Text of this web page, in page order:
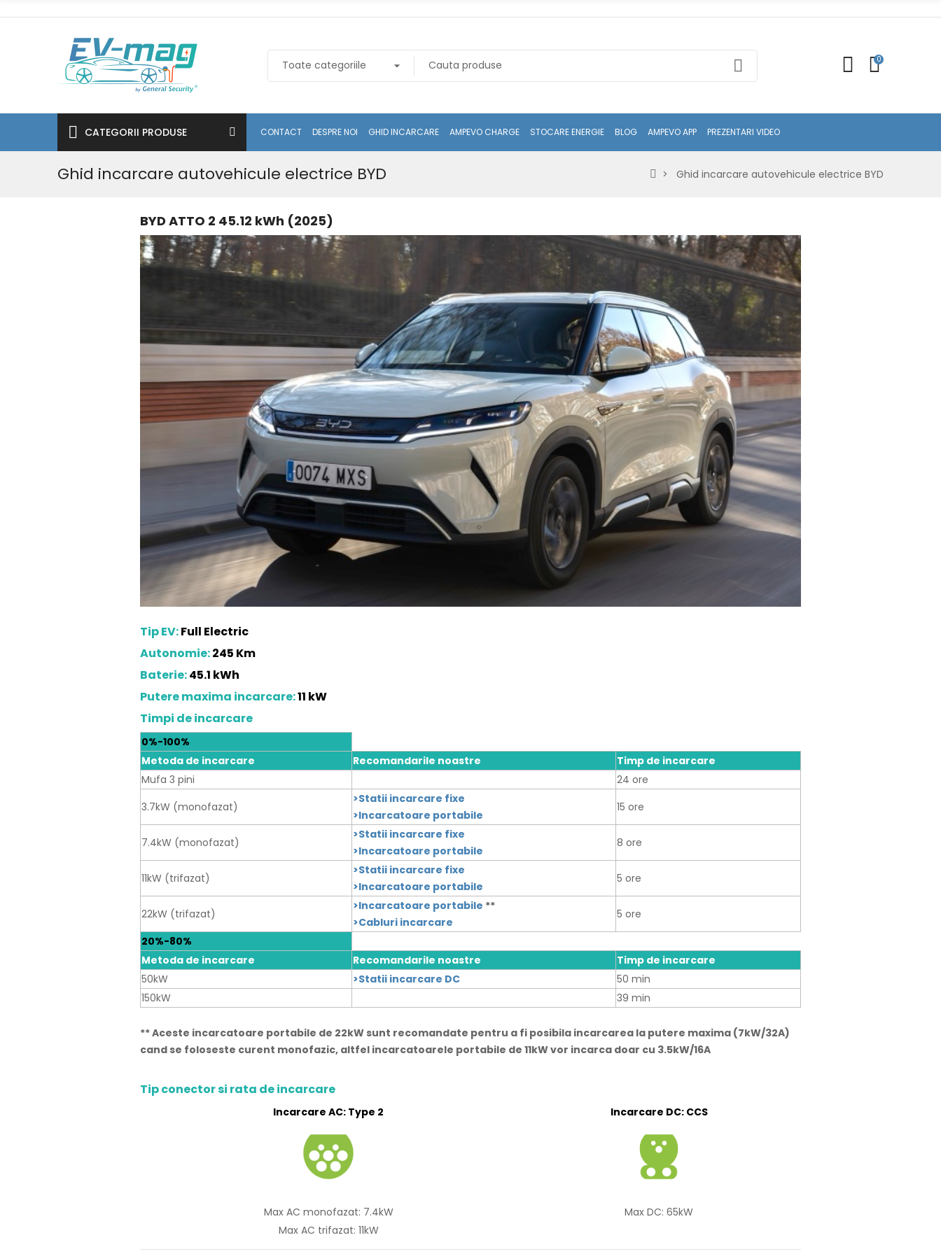
0
CATEGORII PRODUSE CONTACT DESPRE NOI GHID INCARCARE AMPEVO CHARGE STOCARE ENERGIE BLOG AMPEVO APP PREZENTARI VIDEO
Ghid incarcare autovehicule electrice BYD Ghid incarcare autovehicule electrice BYD
BYD ATTO 2 45.12 kWh (2025)
Tip EV:Full Electric
Autonomie:245 Km
Baterie:45.1 kWh
Putere maxima incarcare:11 kW
Timpi de incarcare
0%-100%
Metoda de incarcare
Recomandarile noastre
Timp de incarcare
Mufa 3 pini
24 ore
3.7kW (monofazat)
>Statii incarcare fixe
>Incarcatoare portabile
15 ore
7.4kW (monofazat)
>Statii incarcare fixe
>Incarcatoare portabile
8 ore
11kW (trifazat)
>Statii incarcare fixe
>Incarcatoare portabile
5 ore
22kW (trifazat)
>Incarcatoare portabile **
>Cabluri incarcare
5 ore
20%-80%
Metoda de incarcare
Recomandarile noastre
Timp de incarcare
50kW
>Statii incarcare DC
50 min
150kW
39 min
** Aceste incarcatoare portabile de 22kW sunt recomandate pentru a fi posibila incarcarea la putere maxima (7kW/32A)
cand se foloseste curent monofazic, altfel incarcatoarele portabile de 11kW vor incarca doar cu 3.5kW/16A
Tip conector si rata de incarcare
Incarcare AC: Type 2 Incarcare DC: CCS
Max AC monofazat: 7.4kW
Max DC: 65kW
Max AC trifazat: 11kW